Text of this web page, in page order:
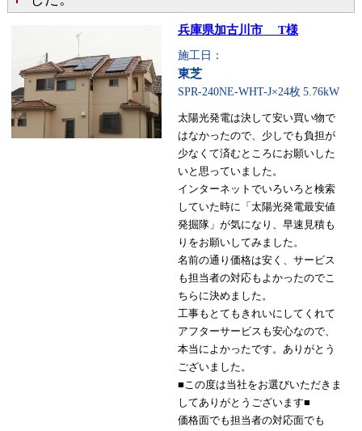
兵庫県加古川市 T様
施工日：
東芝
SPR-240NE-WHT-J×24枚 5.76kW
太陽光発電は決して安い買い物で
はなかったので、少しでも負担が
少なくて済むところにお願いした
いと思っていました。
インターネットでいろいろと検索
していた時に「太陽光発電最安値
発掘隊」が気になり、早速見積も
りをお願いしてみました。
名前の通り価格は安く、サービス
も担当者の対応もよかったのでこ
ちらに決めました。
工事もとてもきれいにしてくれて
アフターサービスも安心なので、
本当によかったです。ありがとう
ございました。
■この度は当社をお選びいただきま
してありがとうございます■
価格面でも担当者の対応面でも